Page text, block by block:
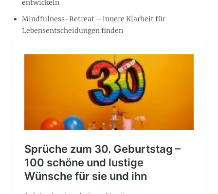
entwickeln
Mindfulness-Retreat – innere Klarheit für
Lebensentscheidungen finden